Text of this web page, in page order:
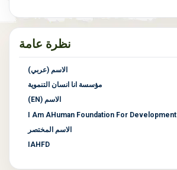
نظرة عامة
الاسم (عربي)
مؤسسة انا انسان التنموية
الاسم (EN)
I Am AHuman Foundation For Development
الاسم المختصر
IAHFD